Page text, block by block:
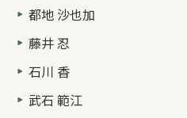
都地 沙也加
藤井 忍
石川 香
武石 範江